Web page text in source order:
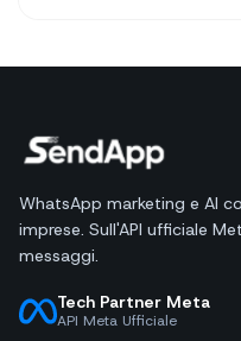
WhatsApp marketing e AI
imprese. Sull'API ufficiale
messaggi.
Tech Partner Meta
API Meta Ufficiale